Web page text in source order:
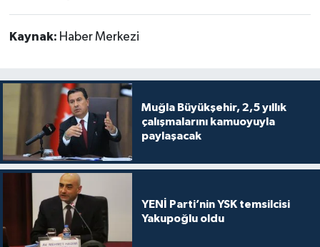
Kaynak: Haber Merkezi
Muğla Büyükşehir, 2,5 yıllık
çalışmalarını kamuoyuyla
paylaşacak
YENİ Parti’nin YSK temsilcisi
Yakupoğlu oldu